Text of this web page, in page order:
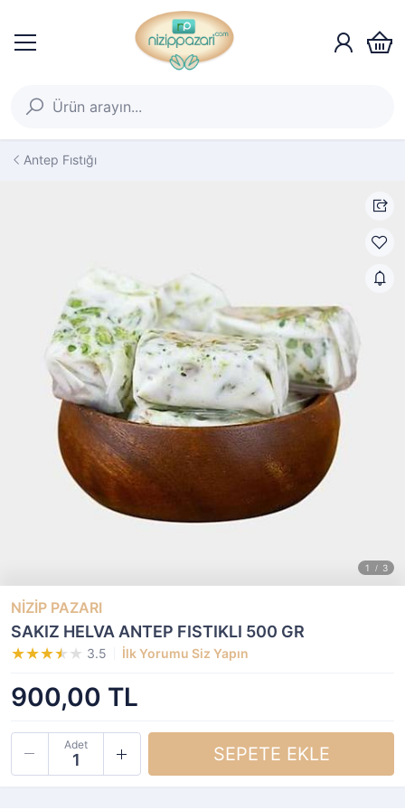
Antep Fıstığı
NİZİP PAZARI
SAKIZ HELVA ANTEP FISTIKLI 500 GR
3.5 İlk Yorumu Siz Yapın
900,00 TL
Adet